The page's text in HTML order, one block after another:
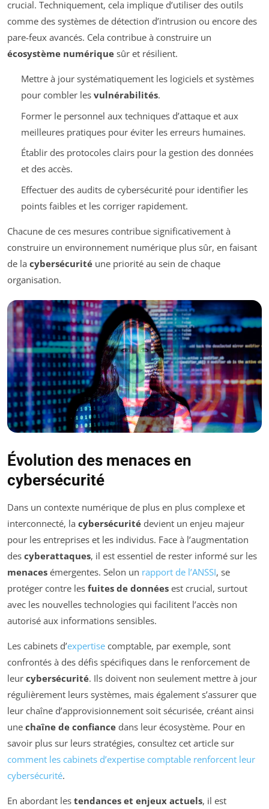
crucial. Techniquement, cela implique d’utiliser des outils
comme des systèmes de détection d’intrusion ou encore des
pare-feux avancés. Cela contribue à construire un
écosystème numérique sûr et résilient.
Mettre à jour systématiquement les logiciels et systèmes
pour combler les vulnérabilités.
Former le personnel aux techniques d’attaque et aux
meilleures pratiques pour éviter les erreurs humaines.
Établir des protocoles clairs pour la gestion des données
et des accès.
Effectuer des audits de cybersécurité pour identifier les
points faibles et les corriger rapidement.
Chacune de ces mesures contribue significativement à
construire un environnement numérique plus sûr, en faisant
de la cybersécurité une priorité au sein de chaque
organisation.
Évolution des menaces en
cybersécurité
Dans un contexte numérique de plus en plus complexe et
interconnecté, la cybersécurité devient un enjeu majeur
pour les entreprises et les individus. Face à l’augmentation
des cyberattaques, il est essentiel de rester informé sur les
menaces émergentes. Selon un rapport de l’ANSSI, se
protéger contre les fuites de données est crucial, surtout
avec les nouvelles technologies qui facilitent l’accès non
autorisé aux informations sensibles.
Les cabinets d’expertise comptable, par exemple, sont
confrontés à des défis spécifiques dans le renforcement de
leur cybersécurité. Ils doivent non seulement mettre à jour
régulièrement leurs systèmes, mais également s’assurer que
leur chaîne d’approvisionnement soit sécurisée, créant ainsi
une chaîne de confiance dans leur écosystème. Pour en
savoir plus sur leurs stratégies, consultez cet article sur
comment les cabinets d’expertise comptable renforcent leur
cybersécurité.
En abordant les tendances et enjeux actuels, il est